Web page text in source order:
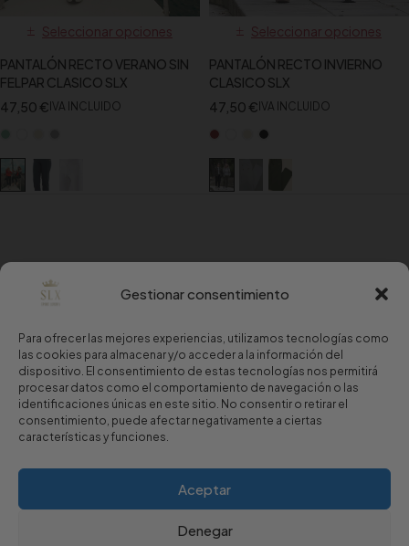
Gestionar consentimiento
Para ofrecer las mejores experiencias, utilizamos tecnologías como
las cookies para almacenar y/o acceder a la información del
dispositivo. El consentimiento de estas tecnologías nos permitirá
procesar datos como el comportamiento de navegación o las
identificaciones únicas en este sitio. No consentir o retirar el
consentimiento, puede afectar negativamente a ciertas
características y funciones.
Aceptar
Denegar
Seleccionar opciones
PANTALÓN RECTO VERANO SIN
FELPAR CLASICO SLX
47,50 € IVA INCLUIDO
Seleccionar opciones
PANTALÓN RECTO INVIERNO
CLASICO SLX
47,50 € IVA INCLUIDO
Política de Privacidad